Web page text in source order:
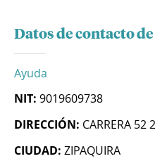
Datos de contacto
Ayuda
NIT: 9019609738
DIRECCIÓN: CARRERA 52
CIUDAD: ZIPAQUIRA